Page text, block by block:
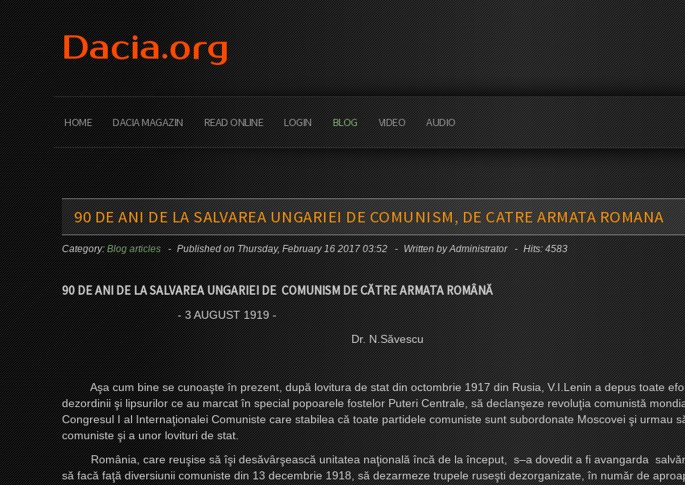
Dacia.org
HOME DACIA MAGAZIN READ ONLINE LOGIN BLOG VIDEO AUDIO
90 DE ANI DE LA SALVAREA UNGARIEI DE COMUNISM, DE CATRE ARMATA ROMANA
Category:Blog articles Published on Thursday, February 16 2017 03:52 Written by Administrator Hits: 4583
90 DE ANI DE LA SALVAREA UNGARIEI DE COMUNISM DE CĂTRE ARMATA ROMÂNĂ
- 3 AUGUST 1919 -
Dr. N.Săvescu
Aşa cum bine se cunoaşte în prezent, după lovitura de stat din octombrie 1917 din Rusia, V.I.Lenin a depus toate
dezordinii şi lipsurilor ce au marcat în special popoarele fostelor Puteri Centrale, să declanşeze revoluţia comunistă
Congresul I al Internaţionalei Comuniste care stabilea că toate partidele comuniste sunt subordonate Moscovei şi urmau
comuniste şi a unor lovituri de stat.
România, care reuşise să îşi desăvârşească unitatea naţională încă de la început, s–a dovedit a fi avangarda
să facă faţă diversiunii comuniste din 13 decembrie 1918, să dezarmeze trupele ruseşti dezorganizate, în număr de